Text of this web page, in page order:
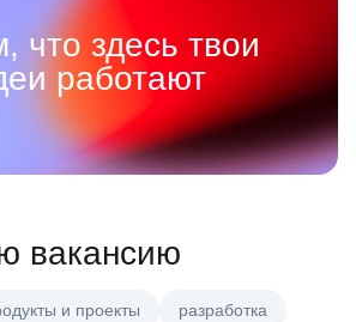
что здесь твои
работают
вакансию
и проекты разработка